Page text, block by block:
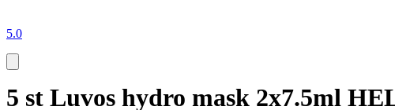
5.0
5 st Luvos hydro mask 2x7.5ml